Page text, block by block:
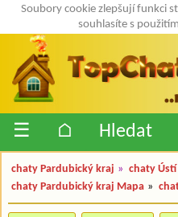
Soubory cookie zlepšují funkci
souhlasíte s
☰ ⌂ Hledat
chaty Pardubický kraj » chaty Ústí
chaty Pardubický kraj Mapa »